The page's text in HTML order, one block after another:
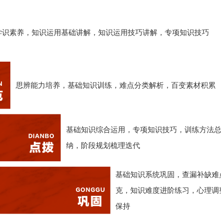
素养，知识运用基础讲解，知识运用技巧讲解，专项知识技巧
思辨能力培养，基础知识训练，难点分类解析，百变素材积累
基础知识综合运用，专项知识技巧，训练方法
纳，阶段规划梳理迭代
基础知识系统巩固，查漏补缺难
克，知识难度进阶练习，心理调
保持